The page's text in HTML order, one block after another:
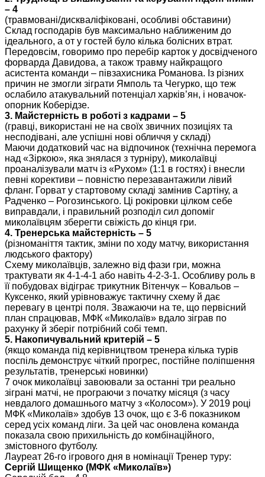
– 4
(травмовані/дискваліфіковані, особливі обставини)
Склад господарів був максимально наближеним до
ідеального, а от у гостей було кілька болісних втрат.
Передовсім, говоримо про перебір карток у досвідченого
форварда Давидова, а також травму найкращого
асистента команди – півзахисника Романова. Із різних
причин не змогли зіграти Ямполь та Чегурко, що теж
ослабило атакувальний потенціал харків’ян, і новачок-
опорник Коберідзе.
3. Майстерність в роботі з кадрами – 5
(гравці, використані не на своїх звичних позиціях та
несподівані, але успішні нові обличчя у складі)
Маючи додатковий час на відпочинок (технічна перемога
над «Зіркою», яка знялася з турніру), миколаївці
проаналізували матч із «Рухом» (1:1 в гостях) і внесли
певні корективи – повністю перезавантажили лівий
фланг. Горват у стартовому складі замінив Сартіну, а
Радченко – Рогозинського. Ці рокіровки цілком себе
виправдали, і правильний розподіл сил допоміг
миколаївцям зберегти свіжість до кінця гри.
4. Тренерська майстерність – 5
(різноманіття тактик, зміни по ходу матчу, використання
людського фактору)
Схему миколаївців, залежно від фази гри, можна
трактувати як 4-1-4-1 або навіть 4-2-3-1. Особливу роль в
її побудовах відіграє трикутник Вітенчук – Ковальов –
Куксенко, який урівноважує тактичну схему й дає
перевагу в центрі поля. Зважаючи на те, що первісний
план спрацював, МФК «Миколаїв» вдало зіграв по
рахунку й зберіг потрібний собі темп.
5. Накопичувальний критерій – 5
(якщо команда під керівництвом тренера кілька турів
поспіль демонструє чіткий прогрес, постійне поліпшення
результатів, тренерські новинки)
7 очок миколаївці завоювали за останні три реально
зіграні матчі, не програючи з початку місяця (з часу
невдалого домашнього матчу з «Колосом»). У 2019 році
МФК «Миколаїв» здобув 13 очок, що є 3-6 показником
серед усіх команд ліги. За цей час оновлена команда
показала свою прихильність до комбінаційного,
змістовного футболу.
Лауреат 26-го ігрового дня в номінації Тренер туру:
Сергій Шищенко (МФК «Миколаїв»)